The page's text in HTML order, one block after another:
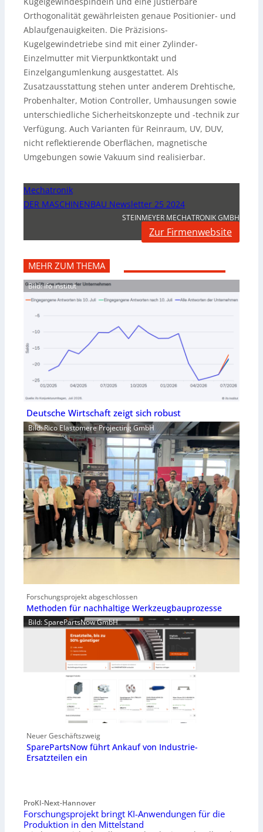
Orthogonalität gewährleisten genaue Positionier- und
Ablaufgenauigkeiten. Die Präzisions-
Kugelgewindetriebe sind mit einer Zylinder-
Einzelmutter mit Vierpunktkontakt und
Einzelgangumlenkung ausgestattet. Als
Zusatzausstattung stehen unter anderem Drehtische,
Probenhalter, Motion Controller, Umhausungen sowie
unterschiedliche Sicherheitskonzepte und -technik zur
Verfügung. Auch Varianten für Reinraum, UV, DUV,
nicht reflektierende Oberflächen, magnetische
Umgebungen sowie Vakuum sind realisierbar.
Mechatronik
DER MASCHINENBAU Newsletter 25 2024
STEINMEYER MECHATRONIK GMBH
Zur Firmenwebsite
MEHR ZUM THEMA
Bild: Ifo Institut
Deutsche Wirtschaft zeigt sich robust
Bild: Rico Elastomere Projecting GmbH
Forschungsprojekt abgeschlossen
Methoden für nachhaltige Werkzeugbauprozesse
Bild: SparePartsNow GmbH
Neuer Geschäftszweig
SparePartsNow führt Ankauf von Industrie-
Ersatzteilen ein
ProKI-Next-Hannover
Forschungsprojekt bringt KI-Anwendungen für die
Produktion in den Mittelstand